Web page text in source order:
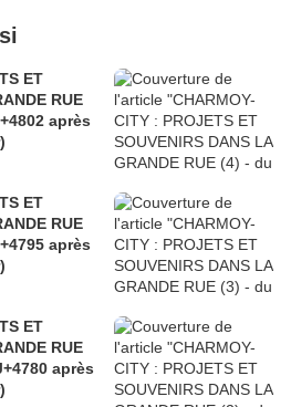
ET
RUE
après
ET
RUE
après
ET
RUE
après